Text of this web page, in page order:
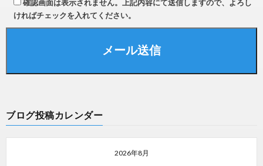
確認画面は表示されません。上記内容にて送信しますので、よろし
ければチェックを入れてください。
ブログ投稿カレンダー
2026年8月